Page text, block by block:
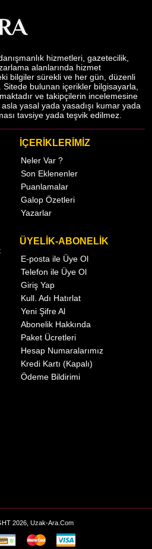
hizmetleri, gazetecilik,
alanlarında hizmet
bilgiler sürekli ve her gün, düzenli
bulunan içerikler bilgisayarla,
ve takipçilerin incelemesine
yasal yada yasadışı kumar yada
tavsiye yada teşvik edilmez.
İÇERİKLERİMİZ
Neler Var ?
Son Eklenenler
Puanlamalar
Galop Özetleri
Yazarlar
ÜYELİK-ABONELİK
E-posta ile Üye Ol
Telefon ile Üye Ol
Giriş Yap
Kull. Adı Hatırlat
Yeni Şifre Al
Abonelik Hakkında
Paket Ücretleri
Hesap Numaralarımız
Kredi Kartı (Kapalı)
Ödeme Bildirimi
2026, Uzak-Ara.Com